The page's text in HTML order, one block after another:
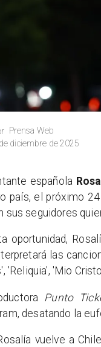
Prensa Web
diciembre de 2025
española
país, el próximo
sus seguidores
oportunidad,
las
'Reliquia', 'Mio
Punto
desatando la
vuelve a